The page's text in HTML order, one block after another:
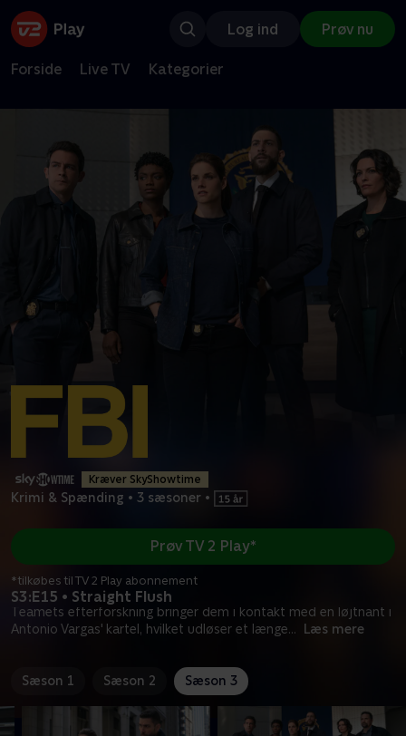
Log ind Prøv nu
Forside Live TV Kategorier
Kræver SkyShowtime
Krimi & Spænding • 3 sæsoner •
S3:E15 • Straight Flush
Teamets efterforskning bringer dem i kontakt med en løjtnant i
Antonio Vargas' kartel, hvilket udløser et længe... Læs mere
Prøv TV 2 Play*
*tilkøbes til TV 2 Play abonnement
Sæson 1 Sæson 2 Sæson 3